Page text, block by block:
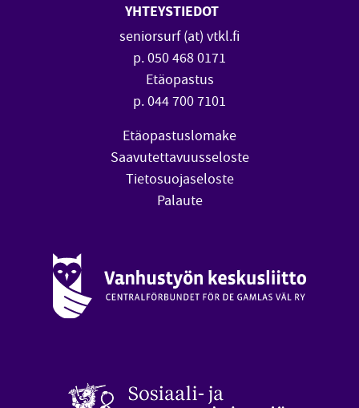
YHTEYSTIEDOT
seniorsurf (at) vtkl.fi
p. 050 468 0171
Etäopastus
p. 044 700 7101
Etäopastuslomake
Saavutettavuusseloste
Tietosuojaseloste
Palaute